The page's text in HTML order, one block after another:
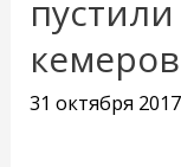
31 октября 2017
не
пустили
в